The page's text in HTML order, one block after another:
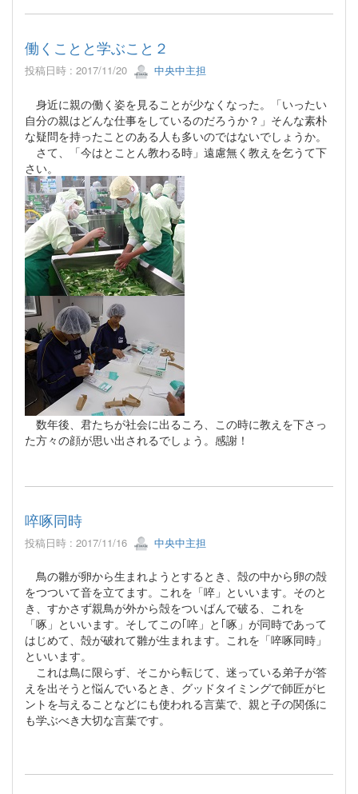
働くことと学ぶこと２
投稿日時 : 2017/11/20 中央中主担
身近に親の働く姿を見ることが少なくなった。「いったい
自分の親はどんな仕事をしているのだろうか？」そんな素朴
な疑問を持ったことのある人も多いのではないでしょうか。
さて、「今はとことん教わる時」遠慮無く教えを乞うて下
さい。
数年後、君たちが社会に出るころ、この時に教えを下さっ
た方々の顔が思い出されるでしょう。感謝！
啐啄同時
投稿日時 : 2017/11/16 中央中主担
鳥の雛が卵から生まれようとするとき、殻の中から卵の殻
をつついて音を立てます。これを「啐」といいます。そのと
き、すかさず親鳥が外から殻をついばんで破る、これを
「啄」といいます。そしてこの｢啐」と｢啄」が同時であって
はじめて、殻が破れて雛が生まれます。これを「啐啄同時」
といいます。
これは鳥に限らず、そこから転じて、迷っている弟子が答
えを出そうと悩んでいるとき、グッドタイミングで師匠がヒ
ントを与えることなどにも使われる言葉で、親と子の関係に
も学ぶべき大切な言葉です。